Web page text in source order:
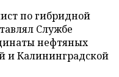
по гибридной
Службе
нефтяных
и Калининградской